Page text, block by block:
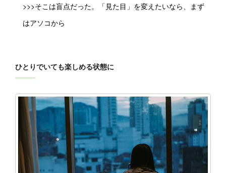
>>>そこは盲点だった。「見た目」を変えたいなら、まず
はアソコから
ひとりでいても楽しめる状態に